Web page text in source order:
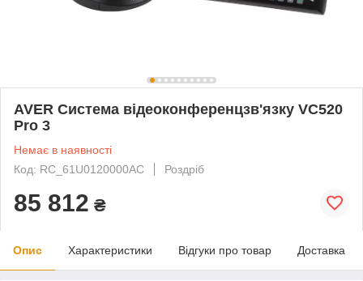
AVER Система відеоконференцзв'язку VC520
Pro 3
Немає в наявності
Код: RC_61U0120000AC
Роздріб
85 812 ₴
Опис Характеристики Відгуки про товар Доставка